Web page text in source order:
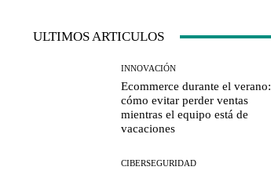
ULTIMOS ARTICULOS
INNOVACIÓN
Ecommerce durante el verano:
cómo evitar perder ventas
mientras el equipo está de
vacaciones
CIBERSEGURIDAD